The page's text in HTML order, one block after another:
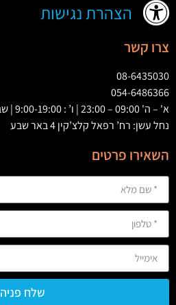
הצהרת נגישות
צרו קשר
08-6435030
054-6486366
א' – ה' 09:00 – 23:00 | ו’ : 9:00-19:00 | שבת 16:00-23:00
נחל עשן: רח’ רפאל קלצ’קין 4 באר שבע
השאירו פרטים
שלח פניה